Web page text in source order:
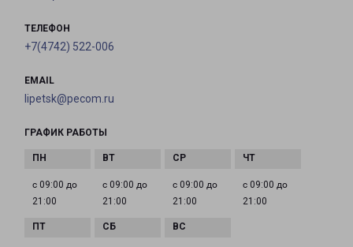
ТЕЛЕФОН
+7(4742) 522-006
EMAIL
lipetsk@pecom.ru
ГРАФИК РАБОТЫ
с 09:00 до
21:00
с 09:00 до
21:00
с 09:00 до
21:00
с 09:00 до
21:00